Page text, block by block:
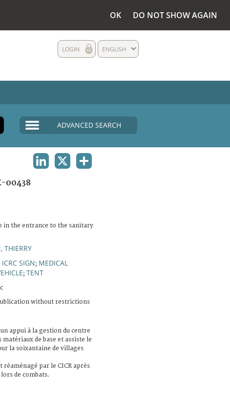
OK DO NOT SHOW AGAIN
ENGLISH
LOGIN
ADVANCED SEARCH
00438
in the entrance to the sanitary
THIERRY
ICRC SIGN; MEDICAL
; TENT
without restrictions
un appui à la gestion du centre
de base et assiste le
la soixantaine de villages
par le CICR après
de combats.